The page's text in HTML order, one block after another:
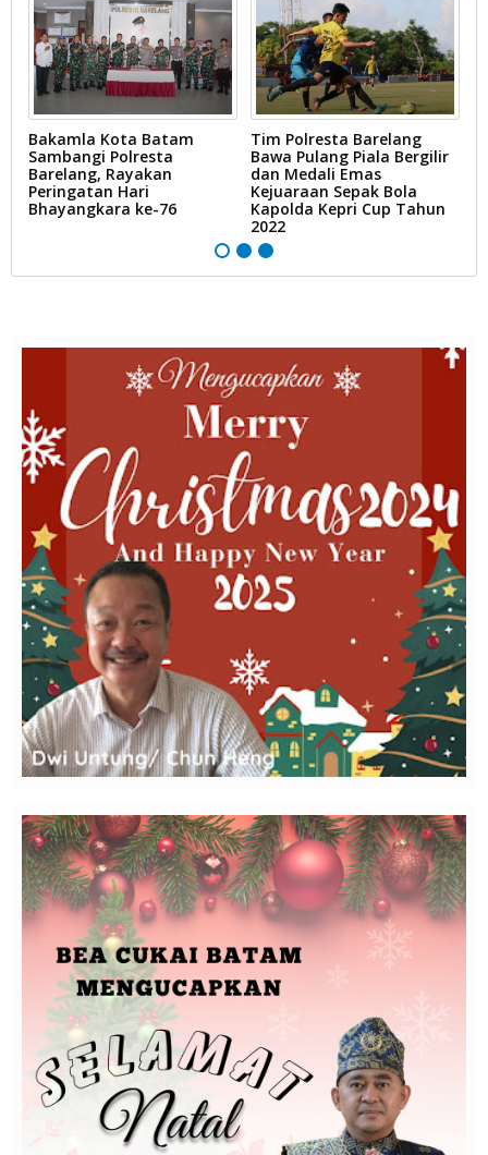
Bakamla Kota Batam
Sambangi Polresta
Barelang, Rayakan
Peringatan Hari
Bhayangkara ke-76
Tim Polresta Barelang
Bawa Pulang Piala Bergilir
dan Medali Emas
Kejuaraan Sepak Bola
Kapolda Kepri Cup Tahun
2022